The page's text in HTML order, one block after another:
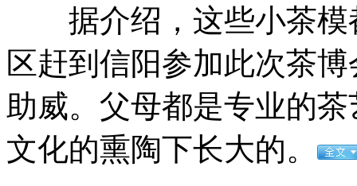
抛购买钓鱼岛言论 石原慎太郎何许人也
黄岩岛对峙 菲最强护卫舰二战制造
据介绍，这些小茶模
区赶到信阳参加此次茶
助威。父母都是专业的
文化的熏陶下长大的。